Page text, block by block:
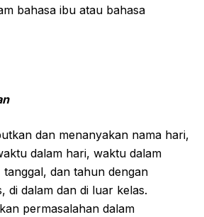
bahasa ibu atau bahasa
dan menanyakan nama hari,
dalam hari, waktu dalam
dan tahun dengan
di dalam dan di luar kelas.
permasalahan dalam